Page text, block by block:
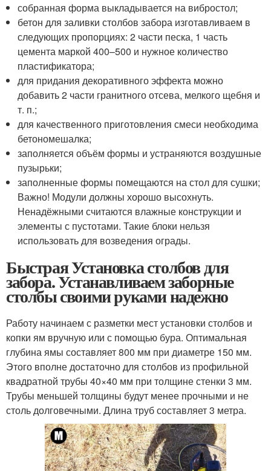
собранная форма выкладывается на вибростол;
бетон для заливки столбов забора изготавливаем в
следующих пропорциях: 2 части песка, 1 часть
цемента маркой 400–500 и нужное количество
пластификатора;
для придания декоративного эффекта можно
добавить 2 части гранитного отсева, мелкого щебня и
т. п.;
для качественного приготовления смеси необходима
бетономешалка;
заполняется объём формы и устраняются воздушные
пузырьки;
заполненные формы помещаются на стол для сушки;
Важно! Модули должны хорошо высохнуть.
Ненадёжными считаются влажные конструкции и
элементы с пустотами. Такие блоки нельзя
использовать для возведения ограды.
Быстрая Установка столбов для
забора. Устанавливаем заборные
столбы своими руками надежно
Работу начинаем с разметки мест установки столбов и
копки ям вручную или с помощью бура. Оптимальная
глубина ямы составляет 800 мм при диаметре 150 мм.
Этого вполне достаточно для столбов из профильной
квадратной трубы 40×40 мм при толщине стенки 3 мм.
Трубы меньшей толщины будут менее прочными и не
столь долговечными. Длина труб составляет 3 метра.